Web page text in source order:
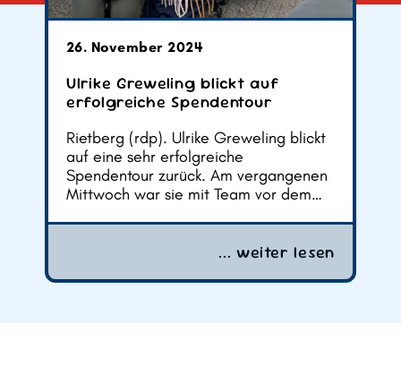
26. November 2024
Ulrike Greweling blickt auf
erfolgreiche Spendentour
Rietberg (rdp). Ulrike Greweling blickt
auf eine sehr erfolgreiche
Spendentour zurück. Am vergangenen
Mittwoch war sie mit Team vor dem…
... weiter lesen